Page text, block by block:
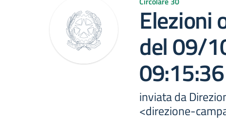
Elezioni
del 09/
09:15:36
inviata da
<direzione-